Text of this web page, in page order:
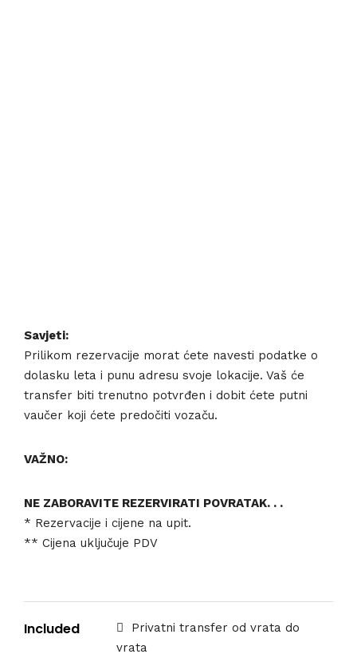
Savjeti:
Prilikom rezervacije morat ćete navesti podatke o
dolasku leta i punu adresu svoje lokacije. Vaš će
transfer biti trenutno potvrđen i dobit ćete putni
vaučer koji ćete predočiti vozaču.
VAŽNO:
NE ZABORAVITE REZERVIRATI POVRATAK. . .
* Rezervacije i cijene na upit.
** Cijena uključuje PDV
Included
Privatni transfer od vrata do
vrata